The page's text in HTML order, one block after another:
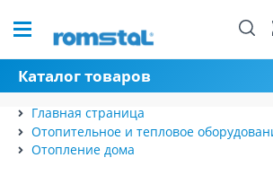
Каталог товаров
Главная страница
Отопительное и тепловое
Отопление дома